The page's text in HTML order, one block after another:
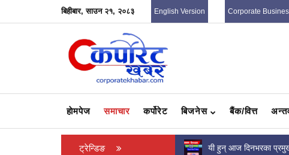
बिहीबार, साउन २१, २०८३ English Version Corporate
हाेमपेज समाचार कर्पोरेट बिजनेस बैंक/वित्त
ट्रेन्डिङ
यी हुन् आज दिनभरका प्रमुख २० समाचार
आईडा र केयुद्वारा